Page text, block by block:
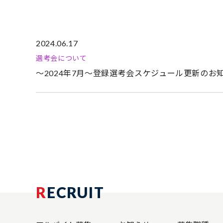
2024.06.17
選考会について
～2024年7月～登録選考会スケジュール更新のお
RECRUIT